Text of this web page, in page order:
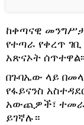
ከቀጣናዊ
የተጣራ የቀረጥ
አጽናኦት
በጉባኤው ላይ
የፋይናንስ
አውጪዎች፣
ይገኛሉ።